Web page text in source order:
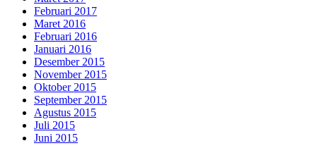
Februari 2017
Maret 2016
Februari 2016
Januari 2016
Desember 2015
November 2015
Oktober 2015
September 2015
Agustus 2015
Juli 2015
Juni 2015